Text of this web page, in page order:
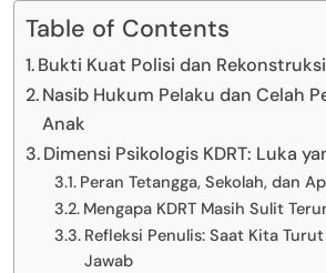
Table of Contents
Bukti Kuat Polisi dan
Nasib Hukum Pelaku dan Celah
Anak
Dimensi Psikologis KDRT: Luka
Peran Tetangga, Sekolah, dan
Mengapa KDRT Masih Sulit
Refleksi Penulis: Saat Kita
Jawab